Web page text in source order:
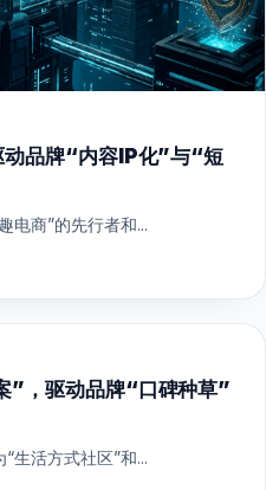
品牌“内容IP化”与“短
电商”的先行者和...
”，驱动品牌“口碑种草”
生活方式社区”和...